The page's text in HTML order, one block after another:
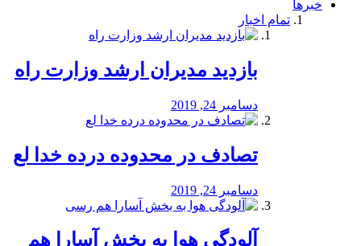
خبرها
تمام اخبار
بازدید مدیران ارشد وزارت راه
دسامبر 24, 2019
تصادف در محدوده درده خدا لع
دسامبر 24, 2019
آلودگی هوا به بخش آسارا هم